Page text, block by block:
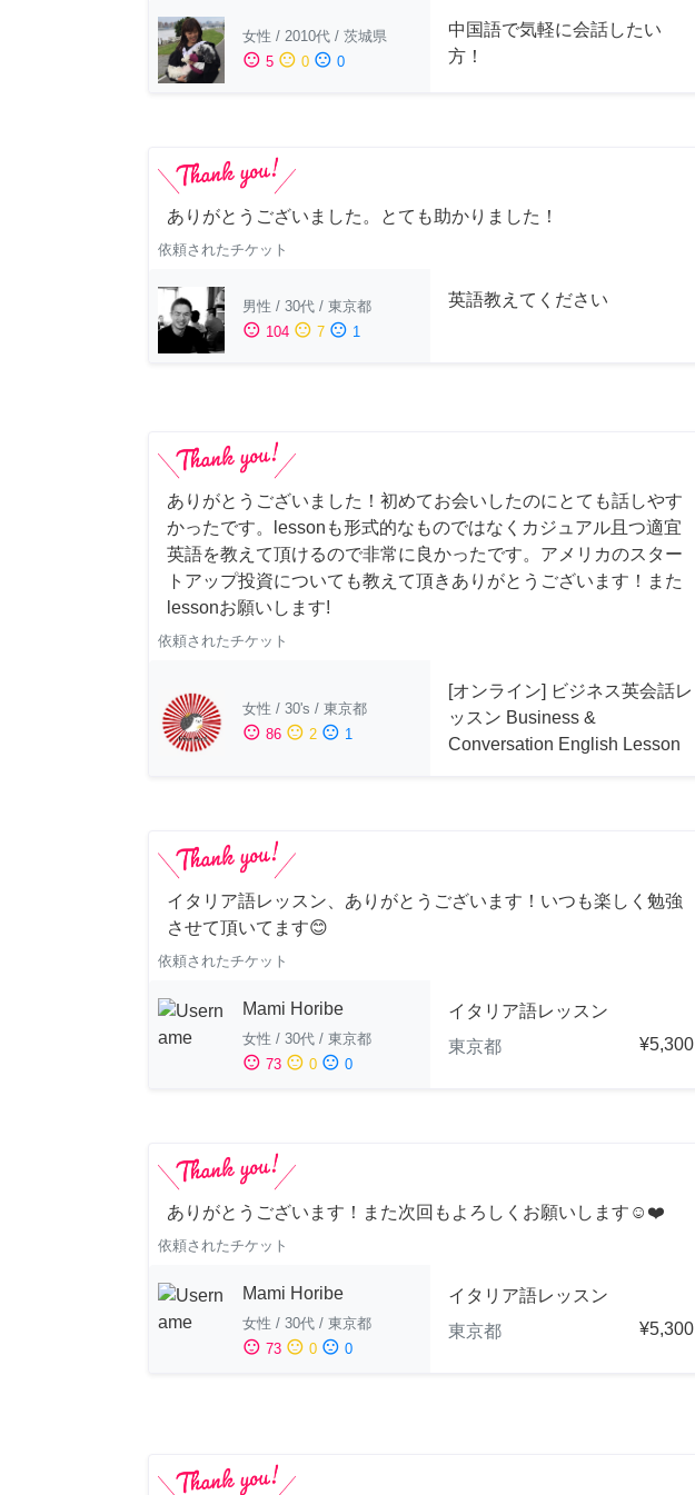
女性 / 2010代 / 茨城県
sentiment_satisfied 5 sentiment_neutral 0 sentiment_dissatisfied 0
中国語で気軽に会話したい
方！
ありがとうございました。とても助かりました！
依頼されたチケット
男性 / 30代 / 東京都
sentiment_satisfied 104 sentiment_neutral 7 sentiment_dissatisfied 1
英語教えてください
ありがとうございました！初めてお会いしたのにとても話しやす
かったです。lessonも形式的なものではなくカジュアル且つ適宜
英語を教えて頂けるので非常に良かったです。アメリカのスター
トアップ投資についても教えて頂きありがとうございます！また
lessonお願いします!
依頼されたチケット
女性 / 30's / 東京都
sentiment_satisfied 86 sentiment_neutral 2 sentiment_dissatisfied 1
[オンライン] ビジネス英会話レ
ッスン Business &
Conversation English Lesson
イタリア語レッスン、ありがとうございます！いつも楽しく勉強
させて頂いてます😊
依頼されたチケット
Mami Horibe
女性 / 30代 / 東京都
sentiment_satisfied 73 sentiment_neutral 0 sentiment_dissatisfied 0
イタリア語レッスン
東京都
¥5,300
ありがとうございます！また次回もよろしくお願いします☺️❤️
依頼されたチケット
Mami Horibe
女性 / 30代 / 東京都
sentiment_satisfied 73 sentiment_neutral 0 sentiment_dissatisfied 0
イタリア語レッスン
東京都
¥5,300